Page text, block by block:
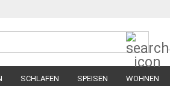
SCHLAFEN SPEISEN WOHNEN